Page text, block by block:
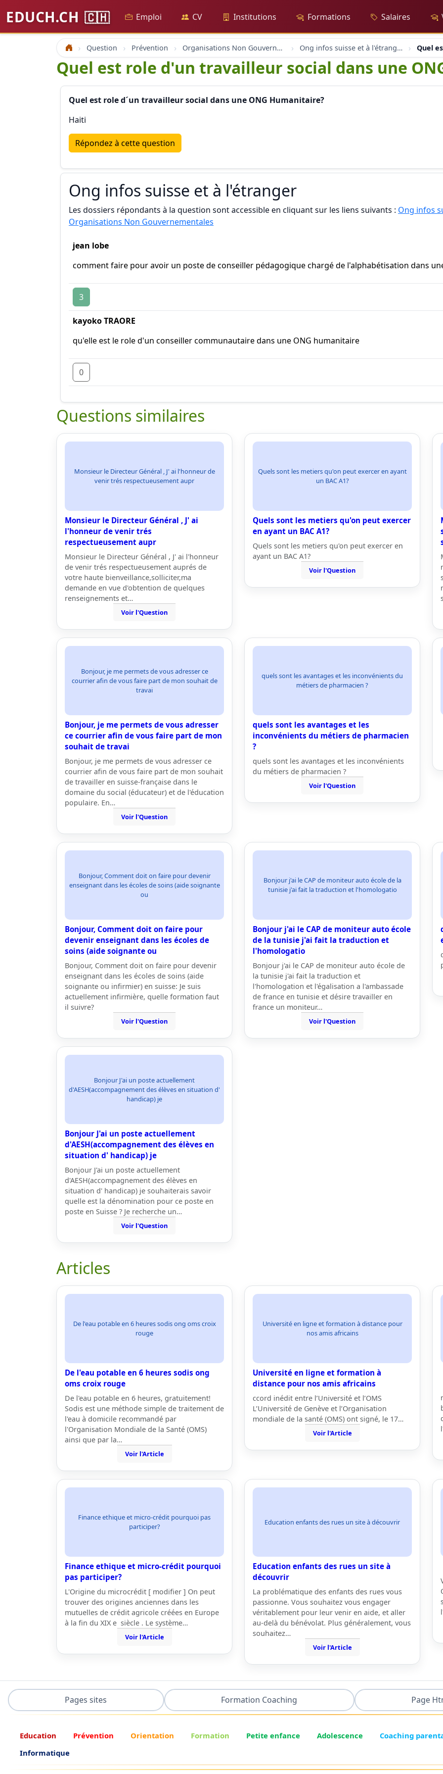
EDUCH.CH 🇨🇭 Emploi CV Institutions Formations Salaires
Accueil Question Prévention Organisations Non Gouvernementales Ong infos suisse et à l'étranger Quel
Quel est role d'un travailleur social dans une
Quel est role d´un travailleur social dans une ONG Humanitaire?
Haiti
Répondez à cette question
Ong infos suisse et à l'étranger
Les dossiers répondants à la question sont accessible en cliquant sur les liens suivants : Ong infos
Organisations Non Gouvernementales
jean lobe
comment faire pour avoir un poste de conseiller pédagogique chargé de l'alphabétisation dans
3
kayoko TRAORE
qu'elle est le role d'un conseiller communautaire dans une ONG humanitaire
0
Questions similaires
Monsieur le Directeur Général , J' ai l'honneur de
venir trés respectueusement aupr
Monsieur le Directeur Général , J' ai
l'honneur de venir trés
respectueusement aupr
Monsieur le Directeur Général , J' ai l'honneur
de venir trés respectueusement auprés de
votre haute bienveillance,solliciter,ma
demande en vue d'obtention de quelques
renseignements et…
Voir l'Question
Quels sont les metiers qu'on peut exercer en ayant
un BAC A1?
Quels sont les metiers qu'on peut exercer
en ayant un BAC A1?
Quels sont les metiers qu'on peut exercer en
ayant un BAC A1?
Voir l'Question
Bonjour, je me permets de vous adresser ce
courrier afin de vous faire part de mon souhait de
travai
Bonjour, je me permets de vous adresser
ce courrier afin de vous faire part de mon
souhait de travai
Bonjour, je me permets de vous adresser ce
courrier afin de vous faire part de mon souhait
de travailler en suisse-française dans le
domaine du social (éducateur) et de l'éducation
populaire. En…
Voir l'Question
quels sont les avantages et les inconvénients du
métiers de pharmacien ?
quels sont les avantages et les
inconvénients du métiers de pharmacien
?
quels sont les avantages et les inconvénients
du métiers de pharmacien ?
Voir l'Question
Bonjour, Comment doit on faire pour devenir
enseignant dans les écoles de soins (aide soignante
ou
Bonjour, Comment doit on faire pour
devenir enseignant dans les écoles de
soins (aide soignante ou
Bonjour, Comment doit on faire pour devenir
enseignant dans les écoles de soins (aide
soignante ou infirmier) en suisse: Je suis
actuellement infirmière, quelle formation faut
il suivre?
Voir l'Question
Bonjour j'ai le CAP de moniteur auto école de la
tunisie j'ai fait la traduction et l'homologatio
Bonjour j'ai le CAP de moniteur auto école
de la tunisie j'ai fait la traduction et
l'homologatio
Bonjour j'ai le CAP de moniteur auto école de
la tunisie j'ai fait la traduction et
l'homologation et l'égalisation a l'ambassade
de france en tunisie et désire travailler en
france un moniteur…
Voir l'Question
Bonjour J'ai un poste actuellement
d'AESH(accompagnement des élèves en situation d'
handicap) je
Bonjour J'ai un poste actuellement
d'AESH(accompagnement des élèves en
situation d' handicap) je
Bonjour J'ai un poste actuellement
d'AESH(accompagnement des élèves en
situation d' handicap) je souhaiterais savoir
quelle est la dénomination pour ce poste en
poste en Suisse ? Je recherche un…
Voir l'Question
Articles
De l'eau potable en 6 heures sodis ong oms croix
rouge
De l'eau potable en 6 heures sodis ong
oms croix rouge
De l'eau potable en 6 heures, gratuitement!
Sodis est une méthode simple de traitement de
l'eau à domicile recommandé par
l'Organisation Mondiale de la Santé (OMS)
ainsi que par la…
Voir l'Article
Université en ligne et formation à distance pour
nos amis africains
Université en ligne et formation à
distance pour nos amis africains
ccord inédit entre l’Université et l’OMS
L’Université de Genève et l’Organisation
mondiale de la santé (OMS) ont signé, le 17…
Voir l'Article
Finance ethique et micro-crédit pourquoi pas
participer?
Finance ethique et micro-crédit pourquoi
pas participer?
L'Origine du microcrédit [ modifier ] On peut
trouver des origines anciennes dans les
mutuelles de crédit agricole créées en Europe
à la fin du XIX e siècle . Le système…
Voir l'Article
Education enfants des rues un site à découvrir
Education enfants des rues un site à
découvrir
La problématique des enfants des rues vous
passionne. Vous souhaitez vous engager
véritablement pour leur venir en aide, et aller
au-delà du bénévolat. Plus généralement, vous
souhaitez…
Voir l'Article
Pages sites Formation Coaching Page
Education Prévention Orientation Formation Petite enfance Adolescence Coaching
Informatique